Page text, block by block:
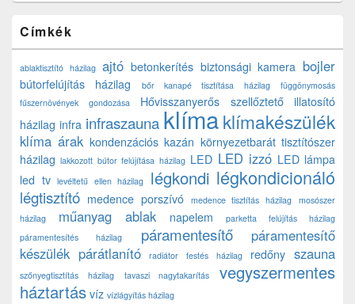
Címkék
ablaktisztító házilag ajtó betonkerítés biztonsági kamera bojler
bútorfelújítás házilag bőr kanapé tisztítása házilag
függönymosás
fűszernövények gondozása
Hővisszanyerős szellőztető
illatosító
házilag infra infraszauna klímaklímakészülék
klíma árak kondenzációs kazán környezetbarát tisztítószer
házilag lakkozott bútor felújítása házilag LED LED izzó LED lámpa
led tv levéltetű ellen házilag légkondi légkondicionáló
légtisztító medence porszívó medence tisztítás házilag
mosószer
házilag
műanyag ablak napelem
parketta felújítás házilag
páramentesítés házilag
páramentesítő
páramentesítő
készülék párátlanító radiátor festés házilag redőny szauna
szőnyegtisztítás házilag tavaszi nagytakarítás
vegyszermentes
háztartás víz vízlágyítás házilag